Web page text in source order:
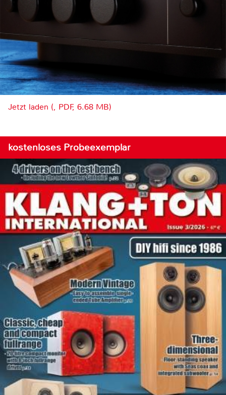
Jetzt laden (, PDF, 6.68 MB)
kostenloses Probeexemplar